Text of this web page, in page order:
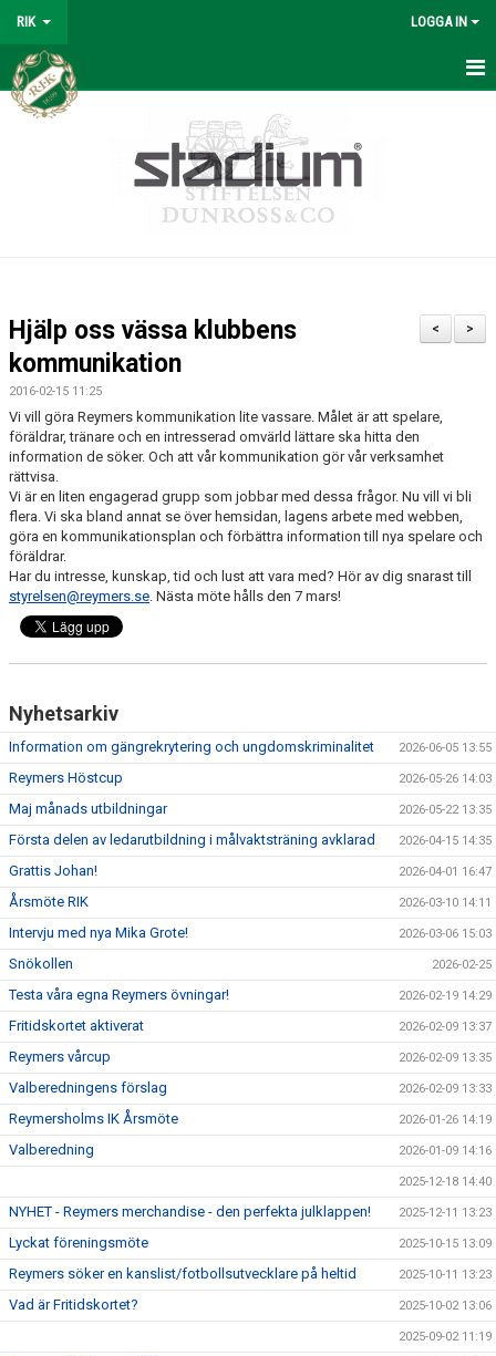
RIK LOGGA IN
REYMERS
KONTAKTPERSONER
REYMERS-TRÄNING
SOMMARFOTBOLLSSKOLA
MATERIAL
KÖPA MATCHTRÖJA
BILDGALLERI
DOKUMENT
FÖRENINGSCERTIFIKAT
GÄNGREKRYTERING
>
<
Hjälp oss vässa klubbens
kommunikation
2016-02-15 11:25
Vi vill göra Reymers kommunikation lite vassare. Målet är att spelare,
föräldrar, tränare och en intresserad omvärld lättare ska hitta den
information de söker. Och att vår kommunikation gör vår verksamhet
rättvisa.
Vi är en liten engagerad grupp som jobbar med dessa frågor. Nu vill vi bli
flera. Vi ska bland annat se över hemsidan, lagens arbete med webben,
göra en kommunikationsplan och förbättra information till nya spelare och
föräldrar.
Har du intresse, kunskap, tid och lust att vara med? Hör av dig snarast till
styrelsen@reymers.se. Nästa möte hålls den 7 mars!
Nyhetsarkiv
Information om gängrekrytering och ungdomskriminalitet 2026-06-05 13:55
Reymers Höstcup 2026-05-26 14:03
Maj månads utbildningar 2026-05-22 13:35
Första delen av ledarutbildning i målvaktsträning avklarad 2026-04-15 14:35
Grattis Johan! 2026-04-01 16:47
Årsmöte RIK 2026-03-10 14:11
Intervju med nya Mika Grote! 2026-03-06 15:03
Snökollen 2026-02-25
Testa våra egna Reymers övningar! 2026-02-19 14:29
Fritidskortet aktiverat 2026-02-09 13:37
Reymers vårcup 2026-02-09 13:35
Valberedningens förslag 2026-02-09 13:33
Reymersholms IK Årsmöte 2026-01-26 14:19
Valberedning 2026-01-09 14:16
2025-12-18 14:40
NYHET - Reymers merchandise - den perfekta julklappen! 2025-12-11 13:23
Lyckat föreningsmöte 2025-10-15 13:09
Reymers söker en kanslist/fotbollsutvecklare på heltid 2025-10-11 13:23
Vad är Fritidskortet? 2025-10-02 13:06
2025-09-02 11:19